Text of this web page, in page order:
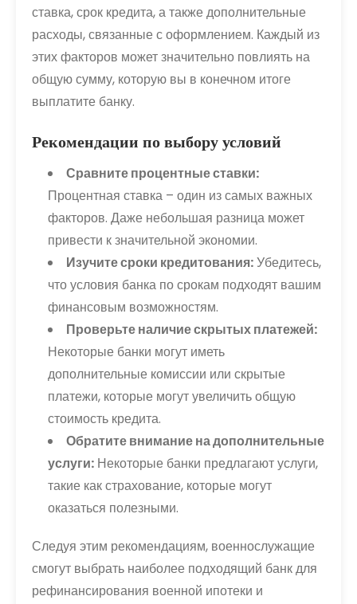
ставка, срок кредита, а также дополнительные
расходы, связанные с оформлением. Каждый из
этих факторов может значительно повлиять на
общую сумму, которую вы в конечном итоге
выплатите банку.
Рекомендации по выбору условий
Сравните процентные ставки:
Процентная ставка – один из самых важных
факторов. Даже небольшая разница может
привести к значительной экономии.
Изучите сроки кредитования:Убедитесь,
что условия банка по срокам подходят вашим
финансовым возможностям.
Проверьте наличие скрытых платежей:
Некоторые банки могут иметь
дополнительные комиссии или скрытые
платежи, которые могут увеличить общую
стоимость кредита.
Обратите внимание на дополнительные
услуги: Некоторые банки предлагают услуги,
такие как страхование, которые могут
оказаться полезными.
Следуя этим рекомендациям, военнослужащие
смогут выбрать наиболее подходящий банк для
рефинансирования военной ипотеки и